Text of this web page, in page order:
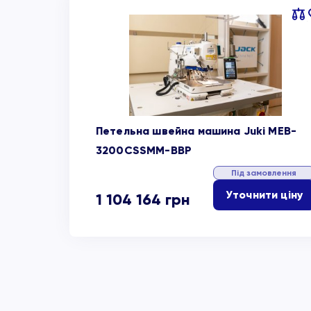
Петельна швейна машина Juki MEB-
3200CSSMM-BBP
1 104 164 грн
Під замовлення
Уточнити ціну